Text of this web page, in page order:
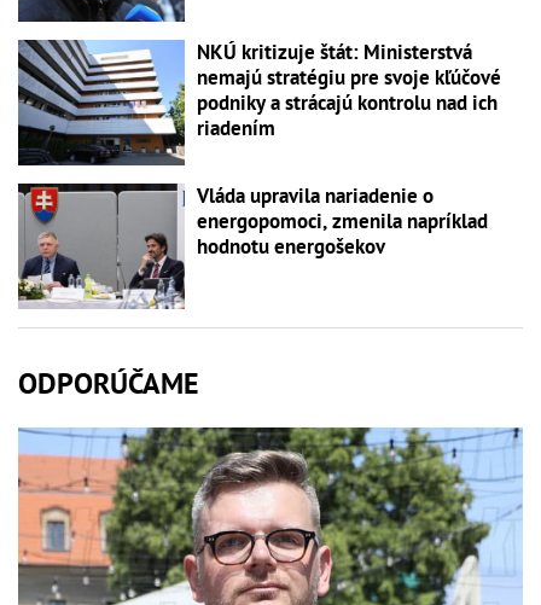
NKÚ kritizuje štát: Ministerstvá
nemajú stratégiu pre svoje kľúčové
podniky a strácajú kontrolu nad ich
riadením
Vláda upravila nariadenie o
energopomoci, zmenila napríklad
hodnotu energošekov
ODPORÚČAME